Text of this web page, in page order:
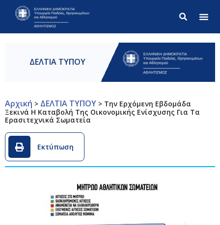
ΔΕΛΤΙΑ ΤΥΠΟΥ
Αρχική > ΔΕΛΤΙΑ ΤΥΠΟΥ > Την Ερχόμενη Εβδομάδα
Ξεκινά Η Καταβολή Της Οικονομικής Ενίσχυσης Για Τα
Ερασιτεχνικά Σωματεία
Εκτύπωση